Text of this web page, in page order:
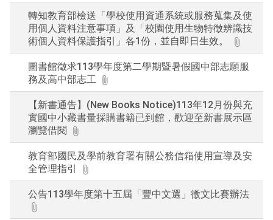
轉知教育部檢送「學校使用資通系統或服務蒐集及使
用個人資料注意事項」及「校園使用生物特徵辨識技
術個人資料保護指引」各1份，並自即日生效。
圖書館徵求113學年度第二學期暨暑假國中部志願服
務及高中部志工
【新書通告】(New Books Notice)113年12月份與充
實國中小藏書量採購書籍已到館，歡迎至新書展示區
瀏覽借閱
教育部國民及學前教育署有關公務信箱使用宣導及安
全管理指引
公告113學年度第十五屆「豐中文選」徵文比賽辦法